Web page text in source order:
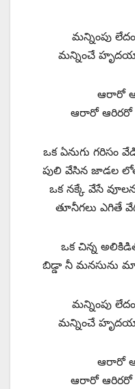
మన్నింపు
మన్నించే
ఆరారో
ఆరారో ఆరిరరో
ఒక ఏనుగు గరిసం
పులి వేసిన జాడల
ఒక నక్కే వేసే
తూనీగలు ఎగితే
ఒక చిన్న
బిడ్డా నీ మనసును
మన్నింపు
మన్నించే
ఆరారో
ఆరారో ఆరిరరో